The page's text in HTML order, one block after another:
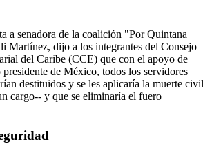
a senadora de la coalición "Por Quintana
Martínez, dijo a los integrantes del Consejo
del Caribe (CCE) que con el apoyo de
de México, todos los servidores
destituidos y se les aplicaría la muerte civil
cargo-- y que se eliminaría el fuero